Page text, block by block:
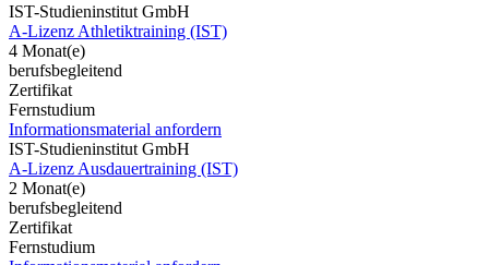
IST-Studieninstitut GmbH
A-Lizenz Athletiktraining (IST)
4 Monat(e)
berufsbegleitend
Zertifikat
Fernstudium
Informationsmaterial anfordern
IST-Studieninstitut GmbH
A-Lizenz Ausdauertraining (IST)
2 Monat(e)
berufsbegleitend
Zertifikat
Fernstudium